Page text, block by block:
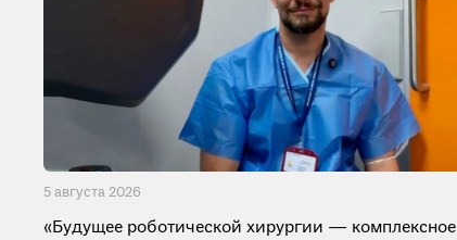
5 августа 2026
«Будущее роботической хирургии — комплексное